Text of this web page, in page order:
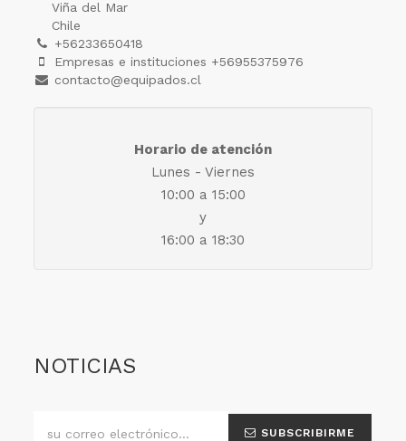
Viña del Mar
Chile
+56233650418
Empresas e instituciones +56955375976
contacto@equipados.cl
Horario de atención
Lunes - Viernes
10:00 a 15:00
y
16:00 a 18:30
NOTICIAS
SUBSCRIBIRME